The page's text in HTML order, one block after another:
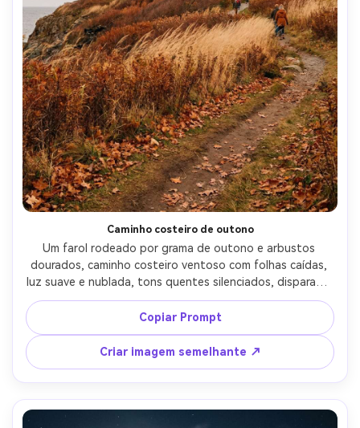
Caminho costeiro de outono
Um farol rodeado por grama de outono e arbustos
dourados, caminho costeiro ventoso com folhas caídas,
luz suave e nublada, tons quentes silenciados, disparado
em Fujifilm X-T5, lente de 33 mm, f/2.8, detalhes nítidos,
grau de cor de simulação de filme suave, textura
fotorealista, humor sazonal calmo-AR 4:5
Copiar Prompt
Criar imagem semelhante ↗